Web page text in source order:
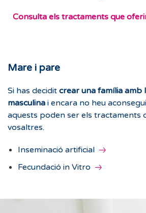
Consulta els tractaments que
Mare i pare
Si has decidit crear una família amb
masculina i encara no heu
aquests poden ser els tractaments
vosaltres.
Inseminació artificial
Fecundació in Vitro